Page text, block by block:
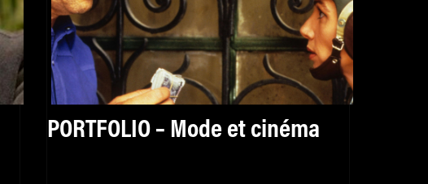
PORTFOLIO – Mode et cinéma